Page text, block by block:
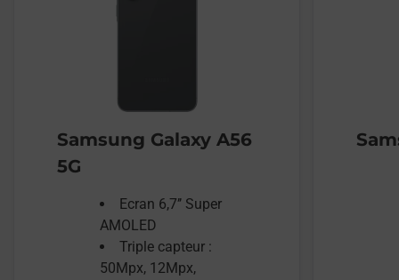
Samsung Galaxy A56
5G
Ecran 6,7’’ Super
AMOLED
Triple capteur :
50Mpx, 12Mpx,